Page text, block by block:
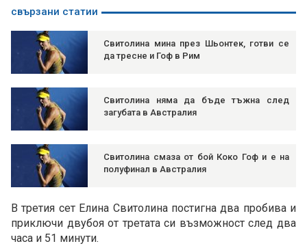
свързани статии
Свитолина мина през Шьонтек, готви се
да тресне и Гоф в Рим
Свитолина няма да бъде тъжна след
загубата в Австралия
Свитолина смаза от бой Коко Гоф и е на
полуфинал в Австралия
В третия сет Елина Свитолина постигна два пробива и
приключи двубоя от третата си възможност след два
часа и 51 минути.